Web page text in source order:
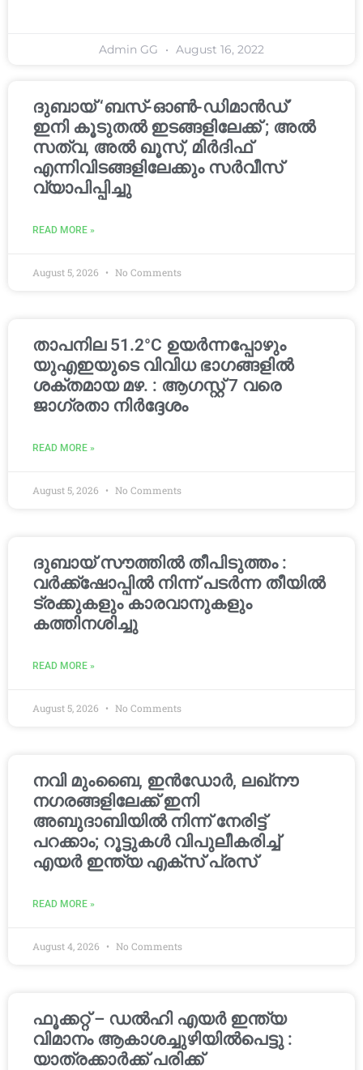
Admin GG August 16, 2022
ദുബായ് ‘ബസ്-ഓൺ-ഡിമാൻഡ്’
ഇനി കൂടുതൽ ഇടങ്ങളിലേക്ക് ; അൽ
സത്വ, അൽ ഖൂസ്, മിർദിഫ്
എന്നിവിടങ്ങളിലേക്കും സർവീസ്
വ്യാപിപ്പിച്ചു
READ MORE »
August 5, 2026 No Comments
താപനില 51.2°C ഉയർന്നപ്പോഴും
യുഎഇയുടെ വിവിധ ഭാഗങ്ങളിൽ
ശക്തമായ മഴ. : ആഗസ്റ്റ് 7 വരെ
ജാഗ്രതാ നിർദ്ദേശം
READ MORE »
August 5, 2026 No Comments
ദുബായ് സൗത്തിൽ തീപിടുത്തം :
വർക്ക്‌ഷോപ്പിൽ നിന്ന് പടർന്ന തീയിൽ
ട്രക്കുകളും കാരവാനുകളും
കത്തിനശിച്ചു
READ MORE »
August 5, 2026 No Comments
നവി മുംബൈ, ഇൻഡോർ, ലഖ്നൗ
നഗരങ്ങളിലേക്ക് ഇനി
അബുദാബിയിൽ നിന്ന് നേരിട്ട്
പറക്കാം; റൂട്ടുകൾ വിപുലീകരിച്ച്
എയർ ഇന്ത്യ എക്സ് പ്രസ്
READ MORE »
August 4, 2026 No Comments
ഫൂക്കറ്റ് – ഡൽഹി എയര്‍ ഇന്ത്യ
വിമാനം ആകാശച്ചുഴിയില്‍പെട്ടു :
യാത്രക്കാര്‍ക്ക് പരിക്ക്